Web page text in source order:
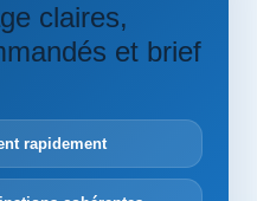
claires,
et brief
rapidement